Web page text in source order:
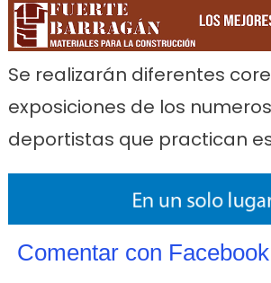
Se realizarán diferentes
exposiciones de los
deportistas que practican
Comentar con Facebook